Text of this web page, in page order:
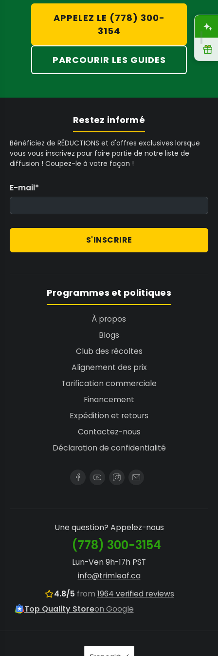
croissance pour vous et agiront selon leur
L'automatisation du processus de culture
permet un meilleur contrôle. Le fait d'avoir des
dont elles ont besoin à ce moment-là.
Et surtout, les boîtes de culture automatisées
offrent de bons rendements. Comme les
ont besoin au moment opportun et sans
APPELEZ LE (778) 300-
3154
PARCOURIR LES GUIDES
Restez informé
Bénéficiez de RÉDUCTIONS et d'offres exclusives lorsque
vous vous inscrivez pour faire partie de notre liste de
diffusion ! Coupez-le à votre façon !
E-mail*
S'INSCRIRE
Programmes et politiques
À propos
Blogs
Club des récoltes
Alignement des prix
Tarification commerciale
Financement
Expédition et retours
Contactez-nous
Déclaration de confidentialité
Une question? Appelez-nous
(778) 300-3154
Lun-Ven 9h-17h PST
info@trimleaf.ca
4.8/5 from 1964 verified reviews
Top Quality Storeon Google